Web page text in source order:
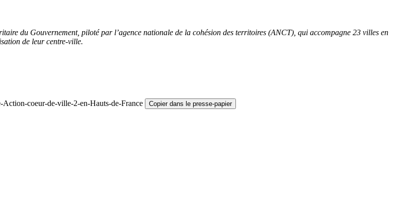
du Gouvernement, piloté par l’agence nationale de la cohésion des territoires (ANCT), qui accompagne 23 villes en
de leur centre-ville.
coeur-de-ville-2-en-Hauts-de-France
Copier dans le presse-papier